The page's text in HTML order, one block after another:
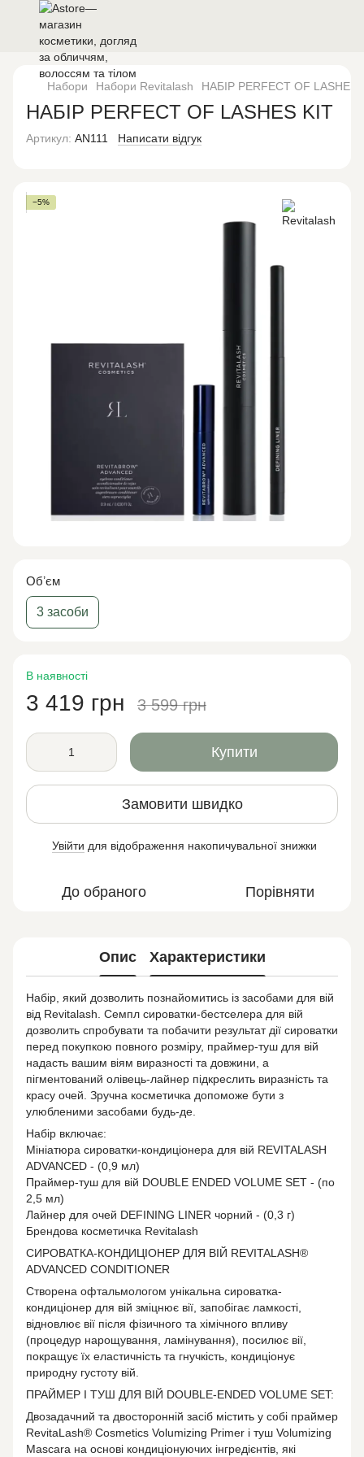
Набори Набори Revitalash НАБІР PERFECT OF LASHES
НАБІР PERFECT OF LASHES KIT
Артикул: AN111 Написати відгук
−5%
Обʼєм
3 засоби
В наявності
3 419 грн 3 599 грн
Купити
Замовити швидко
Увійти для відображення накопичувальної знижки
До обраного Порівняти
Опис Характеристики
Набір, який дозволить познайомитись із засобами для вій
від Revitalash. Семпл сироватки-бестселера для вій
дозволить спробувати та побачити результат дії сироватки
перед покупкою повного розміру, праймер-туш для вій
надасть вашим віям виразності та довжини, а
пігментований олівець-лайнер підкреслить виразність та
красу очей. Зручна косметичка допоможе бути з
улюбленими засобами будь-де.
Набір включає:
Мініатюра сироватки-кондиціонера для вій REVITALASH
ADVANCED - (0,9 мл)
Праймер-туш для вій DOUBLE ENDED VOLUME SET - (по
2,5 мл)
Лайнер для очей DEFINING LINER чорний - (0,3 г)
Брендова косметичка Revitalash
СИРОВАТКА-КОНДИЦІОНЕР ДЛЯ ВІЙ REVITALASH®
ADVANCED CONDITIONER
Створена офтальмологом унікальна сироватка-
кондиціонер для вій зміцнює вії, запобігає ламкості,
відновлює вії після фізичного та хімічного впливу
(процедур нарощування, ламінування), посилює вії,
покращує їх еластичність та гнучкість, кондиціонує
природну густоту вій.
ПРАЙМЕР І ТУШ ДЛЯ ВІЙ DOUBLE-ENDED VOLUME SET:
Двозадачний та двосторонній засіб містить у собі праймер
RevitaLash® Cosmetics Volumizing Primer і туш Volumizing
Mascara на основі кондиціонуючих інгредієнтів, які